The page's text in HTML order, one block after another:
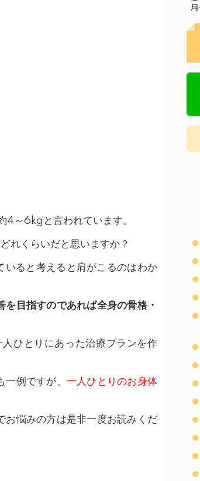
4～6kgと言われています。
れくらいだと思いますか？
ると考えると肩がこるのはわか
を目指すのであれば全身の骨格・
ひとりにあった治療プランを作
例ですが、 一人ひとりのお身体
お悩みの方は是非一度お読みくだ